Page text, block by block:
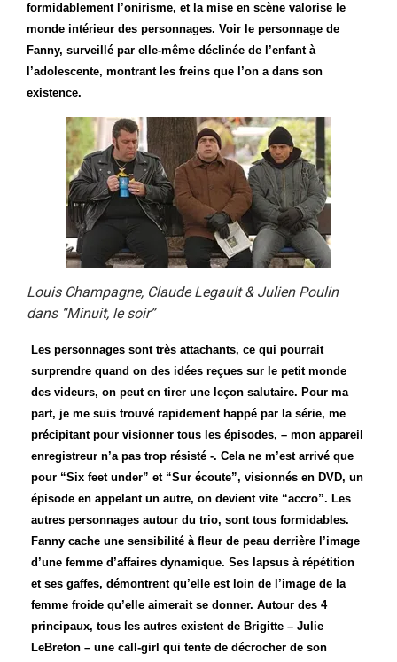
formidablement l’onirisme, et la mise en scène valorise le
monde intérieur des personnages. Voir le personnage de
Fanny, surveillé par elle-même déclinée de l’enfant à
l’adolescente, montrant les freins que l’on a dans son
existence.
Louis Champagne, Claude Legault & Julien Poulin
dans “Minuit, le soir”
Les personnages sont très attachants, ce qui pourrait
surprendre quand on des idées reçues sur le petit monde
des videurs, on peut en tirer une leçon salutaire. Pour ma
part, je me suis trouvé rapidement happé par la série, me
précipitant pour visionner tous les épisodes, – mon appareil
enregistreur n’a pas trop résisté -. Cela ne m’est arrivé que
pour “Six feet under” et “Sur écoute”, visionnés en DVD, un
épisode en appelant un autre, on devient vite “accro”. Les
autres personnages autour du trio, sont tous formidables.
Fanny cache une sensibilité à fleur de peau derrière l’image
d’une femme d’affaires dynamique. Ses lapsus à répétition
et ses gaffes, démontrent qu’elle est loin de l’image de la
femme froide qu’elle aimerait se donner. Autour des 4
principaux, tous les autres existent de Brigitte – Julie
LeBreton – une call-girl qui tente de décrocher de son